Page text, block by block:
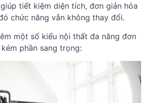
tiết kiệm diện tích, đơn giản hóa
chức năng vẫn không thay đổi.
một số kiểu nội thất đa năng đơn
phần sang trọng: